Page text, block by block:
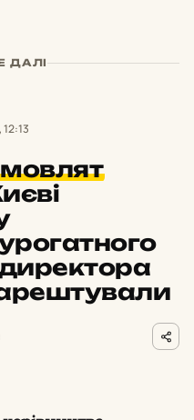
ДАЛІ